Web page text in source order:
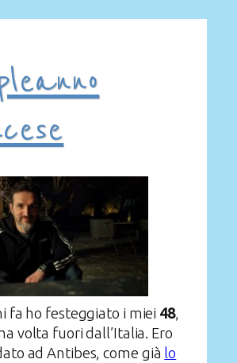
fa ho festeggiato i miei 48,
volta fuori dall’Italia. Ero
ad Antibes, come già lo